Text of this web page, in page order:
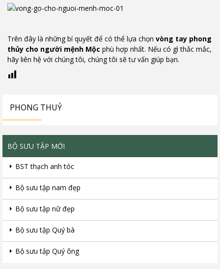
Trên đây là những bí quyết để có thể lựa chọn vòng tay phong
thủy cho người mệnh Mộc phù hợp nhất. Nếu có gì thắc mắc,
hãy liên hệ với chúng tôi, chúng tôi sẽ tư vấn giúp bạn.
PHONG THUỶ
BỘ SƯU TẬP MỚI
BST thạch anh tóc
Bộ sưu tập nam đẹp
Bộ sưu tập nữ đẹp
Bộ sưu tập Quý bà
Bộ sưu tập Quý ông